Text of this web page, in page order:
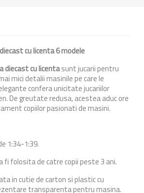
cu licenta 6 modele
diecast cu licentasunt jucarii pentru
mici detalii masinile pe care le
confera unicitate jucariilor
De greutate redusa, acestea aduc ore
copiilor pasionati de masini.
1:34-1:39.
fi folosita de catre copii peste 3 ani.
in cutie de carton si plastic cu
transparenta pentru masina.